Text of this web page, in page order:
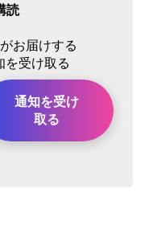
読
お届けする
を受け取る